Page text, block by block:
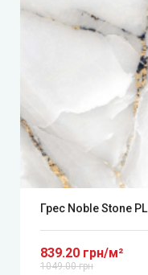
Грес Noble Stone PL
839.20 грн/м²
1049.00 грн